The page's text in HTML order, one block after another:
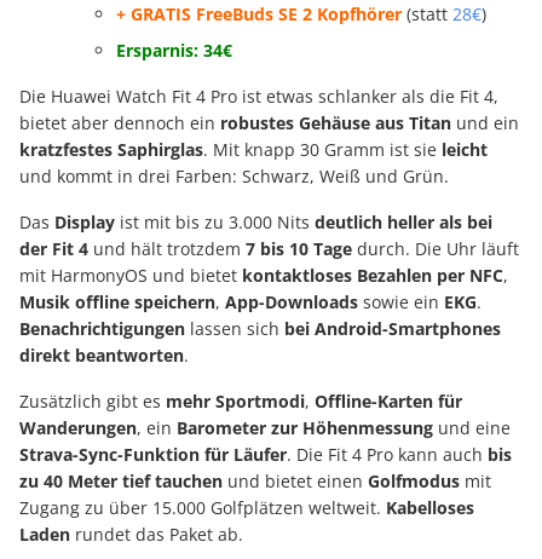
+ GRATIS FreeBuds SE 2 Kopfhörer (statt 28€)
Ersparnis: 34€
Die Huawei Watch Fit 4 Pro ist etwas schlanker als die Fit 4,
bietet aber dennoch ein robustes Gehäuse aus Titan und ein
kratzfestes Saphirglas. Mit knapp 30 Gramm ist sie leicht
und kommt in drei Farben: Schwarz, Weiß und Grün.
Das Display ist mit bis zu 3.000 Nits deutlich heller als bei
der Fit 4 und hält trotzdem 7 bis 10 Tage durch. Die Uhr läuft
mit HarmonyOS und bietet kontaktloses Bezahlen per NFC,
Musik offline speichern, App-Downloads sowie ein EKG.
Benachrichtigungen lassen sich bei Android-Smartphones
direkt beantworten.
Zusätzlich gibt es mehr Sportmodi, Offline-Karten für
Wanderungen, ein Barometer zur Höhenmessung und eine
Strava-Sync-Funktion für Läufer. Die Fit 4 Pro kann auch bis
zu 40 Meter tief tauchen und bietet einen Golfmodus mit
Zugang zu über 15.000 Golfplätzen weltweit. Kabelloses
Laden rundet das Paket ab.